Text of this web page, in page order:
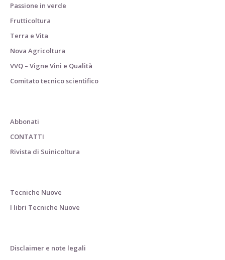
Passione in verde
Frutticoltura
Terra e Vita
Nova Agricoltura
VVQ – Vigne Vini e Qualità
Comitato tecnico scientifico
Abbonati
CONTATTI
Rivista di Suinicoltura
Tecniche Nuove
I libri Tecniche Nuove
Disclaimer e note legali